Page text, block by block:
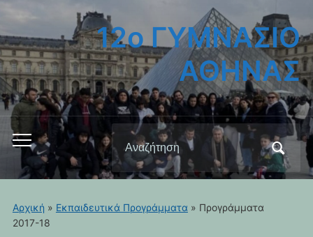
12ο ΓΥΜΝΑΣΙΟ
ΑΘΗΝΑΣ
Εναλλαγή
του
μενού
για
κινητά
Αναζήτηση
για:
Αρχική » Εκπαιδευτικά Προγράμματα » Προγράμματα
2017-18